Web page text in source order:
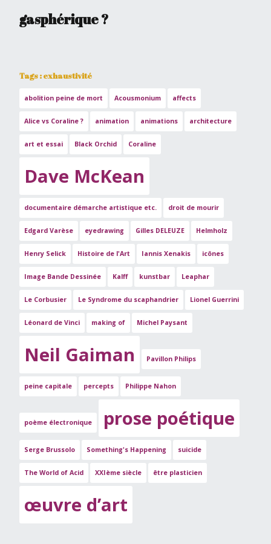
gasphérique ?
Tags : exhaustivité
abolition peine de mort Acousmonium affects
Alice vs Coraline ? animation animations architecture
art et essai Black Orchid Coraline
Dave McKean
documentaire démarche artistique etc. droit de mourir
Edgard Varèse eyedrawing Gilles DELEUZE Helmholz
Henry Selick Histoire de l'Art Iannis Xenakis icônes
Image Bande Dessinée Kalff kunstbar Leaphar
Le Corbusier Le Syndrome du scaphandrier Lionel Guerrini
Léonard de Vinci making of Michel Paysant
Neil Gaiman Pavillon Philips
peine capitale percepts Philippe Nahon
poème électronique prose poétique
Serge Brussolo Something's Happening suicide
The World of Acid XXIème siècle être plasticien
œuvre d’art